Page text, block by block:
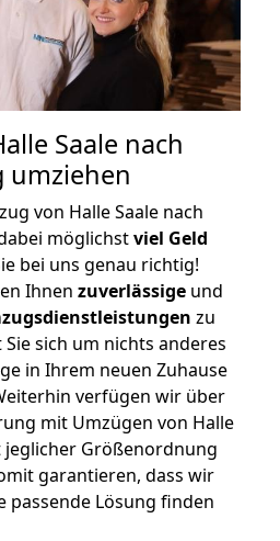
Saale nach
umziehen
von Halle Saale nach
möglichstviel Geld
bei uns genau richtig!
Ihnen zuverlässige und
zu
sich um nichts anderes
in Ihrem neuen Zuhause
verfügen wir über
mit Umzügen von Halle
jeglicher Größenordnung
garantieren, dass wir
passende Lösung finden